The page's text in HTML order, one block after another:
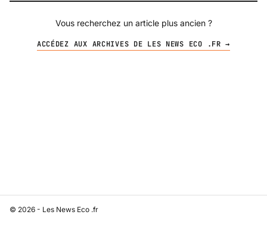
Vous recherchez un article plus ancien ?
ACCÉDEZ AUX ARCHIVES DE LES NEWS ECO .FR →
© 2026 - Les News Eco .fr